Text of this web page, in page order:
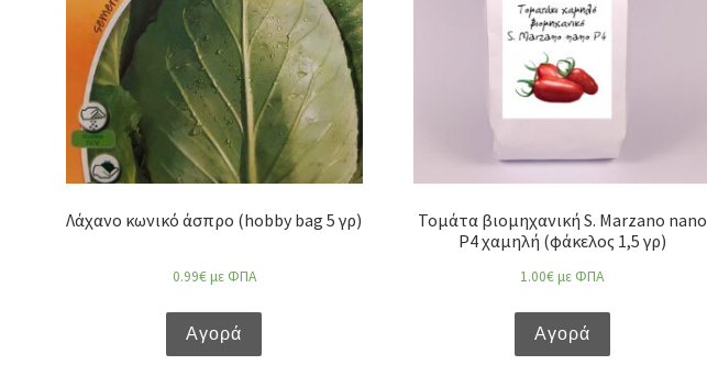
Λάχανο κωνικό άσπρο (hobby bag 5 γρ)
0.99€με ΦΠΑ
Αγορά
Τομάτα βιομηχανική S. Marzano nano
P4 χαμηλή (φάκελος 1,5 γρ)
1.00€με ΦΠΑ
Αγορά